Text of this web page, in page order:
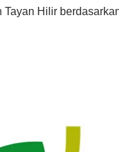
Tayan Hilir